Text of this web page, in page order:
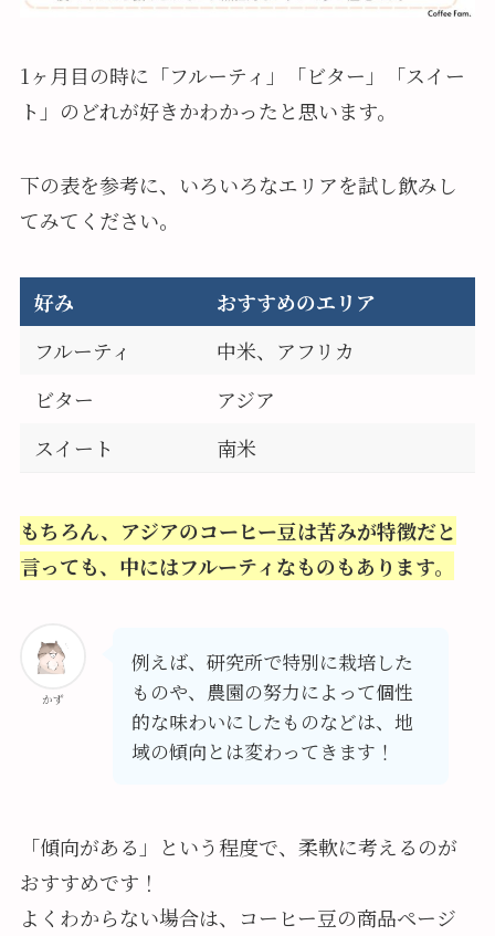
1ヶ月目の時に「フルーティ」「ビター」「スイー
ト」のどれが好きかわかったと思います。
下の表を参考に、いろいろなエリアを試し飲みし
てみてください。
好み
おすすめのエリア
フルーティ
中米、アフリカ
ビター
アジア
スイート
南米
もちろん、アジアのコーヒー豆は苦みが特徴だと
言っても、中にはフルーティなものもあります。
かず
例えば、研究所で特別に栽培した
ものや、農園の努力によって個性
的な味わいにしたものなどは、地
域の傾向とは変わってきます！
「傾向がある」という程度で、柔軟に考えるのが
おすすめです！
よくわからない場合は、コーヒー豆の商品ページ